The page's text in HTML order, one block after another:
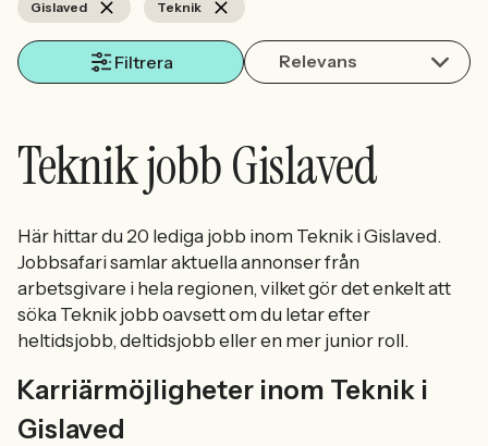
Sök med AI
Gislaved Teknik
Filtrera Relevans
Teknik jobb Gislaved
Här hittar du 20 lediga jobb inom Teknik i Gislaved.
Jobbsafari samlar aktuella annonser från
arbetsgivare i hela regionen, vilket gör det enkelt att
söka Teknik jobb oavsett om du letar efter
heltidsjobb, deltidsjobb eller en mer junior roll.
Karriärmöjligheter inom Teknik i
Gislaved